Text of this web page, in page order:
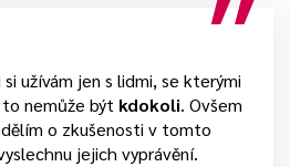
užívám jen s lidmi, se kterými
nemůže být kdokoli. Ovšem
o zkušenosti v tomto
jejich vyprávění.